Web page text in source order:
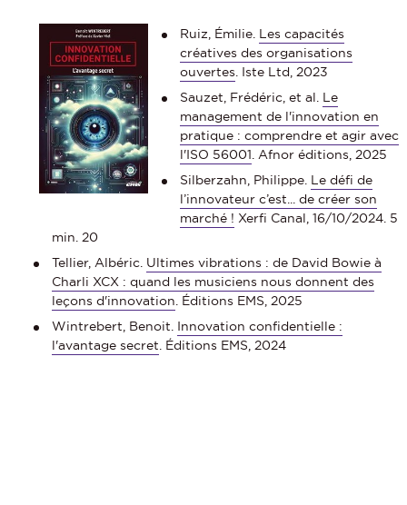
Ruiz, Émilie. Les capacités
créatives des organisations
ouvertes . Iste Ltd, 2023
Sauzet, Frédéric, et al. Le
management de l'innovation en
pratique : comprendre et agir avec
l'ISO 56001 . Afnor éditions, 2025
Silberzahn, Philippe. Le défi de
l’innovateur c’est... de créer son
marché ! Xerfi Canal, 16/10/2024. 5
min. 20
Tellier, Albéric. Ultimes vibrations : de David Bowie à
Charli XCX : quand les musiciens nous donnent des
leçons d'innovation . Éditions EMS, 2025
Wintrebert, Benoit. Innovation confidentielle :
l'avantage secret . Éditions EMS, 2024